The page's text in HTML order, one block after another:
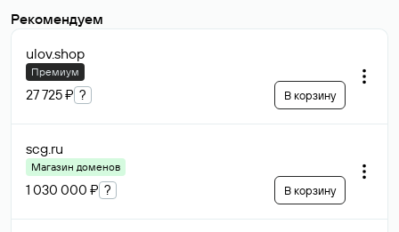
Рекомендуем
ulov.shop
Премиум
27 725 ₽ ? В корзину
scg.ru
Магазин доменов
1 030 000 ₽ ? В корзину